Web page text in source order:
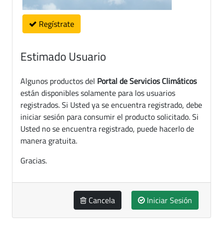
Regístrate
Estimado Usuario
Algunos productos del Portal de Servicios Climáticos
están disponibles solamente para los usuarios
registrados. Si Usted ya se encuentra registrado, debe
iniciar sesión para consumir el producto solicitado. Si
Usted no se encuentra registrado, puede hacerlo de
manera gratuita.
Gracias.
Cancela Iniciar Sesión